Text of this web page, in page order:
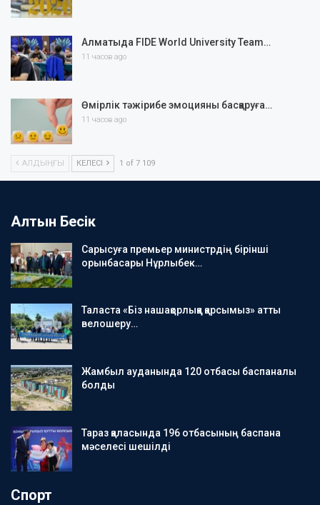
Алматыда FIDE World University Team…
11 часов ago
Өмірлік тәжірибе эмоцияны басқаруға…
11 часов ago
АЛДЫҢҒЫ КЕЛЕСІ 1 of 7 109
Алтын Бесік
Сарысуға премьер министрдің бірінші
орынбасары Нұрлыбек…
Таласта «Біз нашақорлыққа қарсымыз» атты
велошеру…
Жамбыл ауданында 120 отбасы баспаналы
болды
Тараз қаласында 196 отбасының баспана
мәселесі шешілді
Спорт